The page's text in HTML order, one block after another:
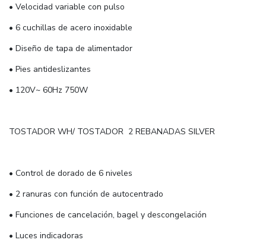
• Velocidad variable con pulso
• 6 cuchillas de acero inoxidable
• Diseño de tapa de alimentador
• Pies antideslizantes
• 120V~ 60Hz 750W
TOSTADOR WH/ TOSTADOR 2 REBANADAS SILVER
• Control de dorado de 6 niveles
• 2 ranuras con función de autocentrado
• Funciones de cancelación, bagel y descongelación
• Luces indicadoras